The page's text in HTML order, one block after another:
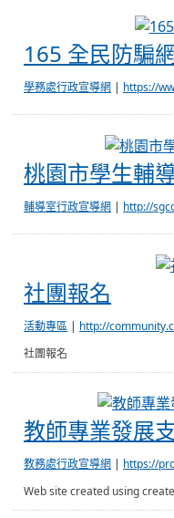
165 全民防騙
學務處行政宣導網 | https://
桃園市學生輔
輔導室行政宣導網 | http://
社團報名
活動專區 | http://
社團報名
教師專業發展
教務處行政宣導網 | https://
Web site created using